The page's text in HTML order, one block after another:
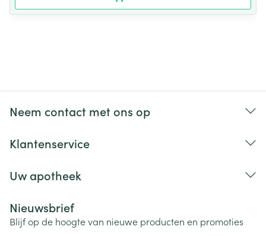
Neem contact met ons op
Klantenservice
Uw apotheek
Nieuwsbrief
Blijf op de hoogte van nieuwe producten en promoties